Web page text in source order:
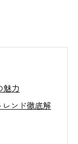
魅力
ンド徹底解
る影響とは